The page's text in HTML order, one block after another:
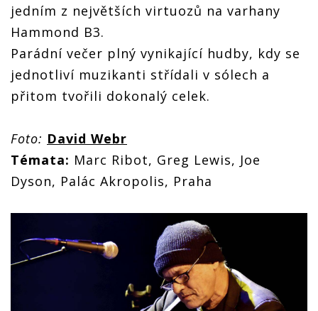
jedním z největších virtuozů na varhany
Hammond B3.
Parádní večer plný vynikající hudby, kdy se
jednotliví muzikanti střídali v sólech a
přitom tvořili dokonalý celek.
Foto: David Webr
Témata: Marc Ribot, Greg Lewis, Joe
Dyson, Palác Akropolis, Praha